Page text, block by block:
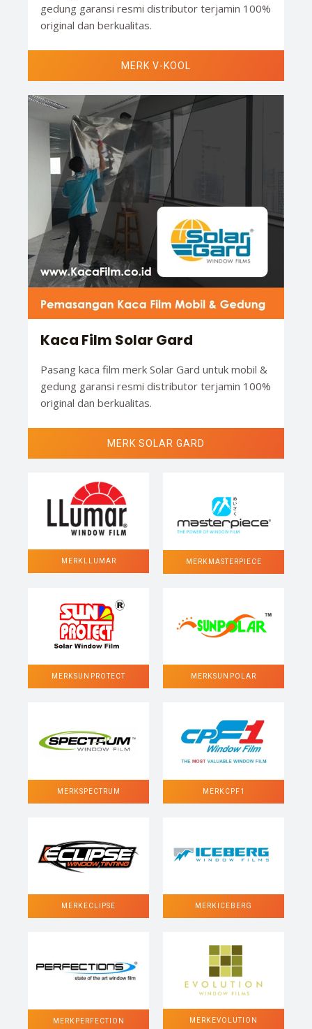
gedung garansi resmi distributor terjamin 100%
original dan berkualitas.
MERK V-KOOL
Kaca Film Solar Gard
Pasang kaca film merk Solar Gard untuk mobil &
gedung garansi resmi distributor terjamin 100%
original dan berkualitas.
MERK SOLAR GARD
MERK LLUMAR MERK MASTERPIECE
MERK SUN PROTECT MERK SUN POLAR
MERK SPECTRUM MERK CPF1
MERK ECLIPSE MERK ICEBERG
MERK PERFECTION MERK EVOLUTION